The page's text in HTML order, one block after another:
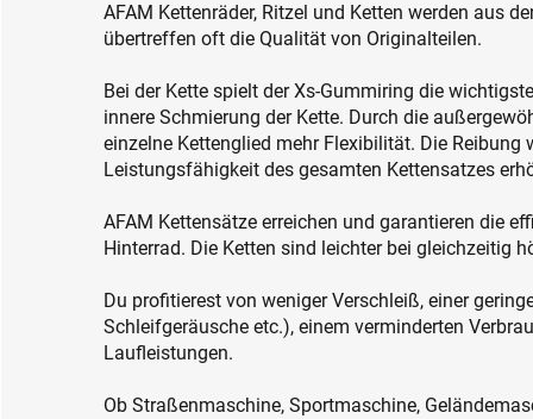
AFAM Kettenräder, Ritzel und Ketten werden aus
übertreffen oft die Qualität von Originalteilen.
Bei der Kette spielt der Xs-Gummiring die
innere Schmierung der Kette. Durch die
einzelne Kettenglied mehr Flexibilität. Die Reibung
Leistungsfähigkeit des gesamten Kettensatzes
AFAM Kettensätze erreichen und garantieren die
Hinterrad. Die Ketten sind leichter bei gleichzeitig
Du profitierest von weniger Verschleiß, einer
Schleifgeräusche etc.), einem verminderten
Laufleistungen.
Ob Straßenmaschine, Sportmaschine,